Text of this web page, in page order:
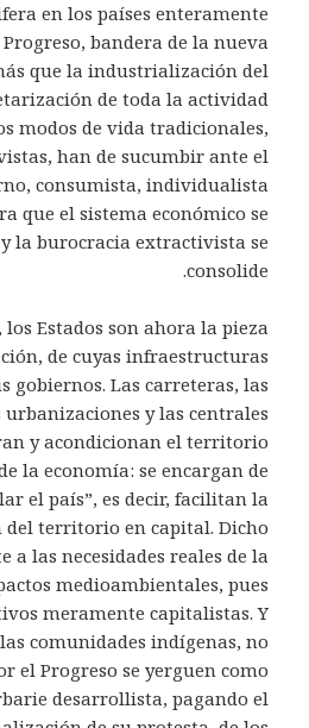
en los países enteramente
bandera de la nueva
que la industrialización del
de toda la actividad
modos de vida tradicionales,
han de sucumbir ante el
consumista, individualista
que el sistema económico se
la burocracia extractivista se
consolide.
Estados son ahora la pieza
de cuyas infraestructuras
gobiernos. Las carreteras, las
urbanizaciones y las centrales
y acondicionan el territorio
la economía: se encargan de
el país”, es decir, facilitan la
territorio en capital. Dicho
a las necesidades reales de la
medioambientales, pues
meramente capitalistas. Y
comunidades indígenas, no
el Progreso se yerguen como
desarrollista, pagando el